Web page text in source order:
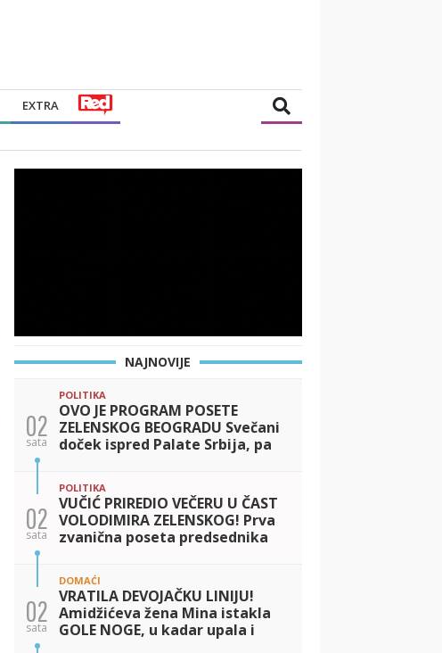
EXTRA
NAJNOVIJE
02
sata
POLITIKA
OVO JE PROGRAM POSETE
ZELENSKOG BEOGRADU Svečani
doček ispred Palate Srbija, pa
sporazuma
02
sata
POLITIKA
VUČIĆ PRIREDIO VEČERU U ČAST
VOLODIMIRA ZELENSKOG! Prva
zvanična poseta predsednika
razgovarala o saradnji dve
zemlje
02
sata
DOMAĆI
VRATILA DEVOJAČKU LINIJU!
Amidžićeva žena Mina istakla
GOLE NOGE, u kadar upala i